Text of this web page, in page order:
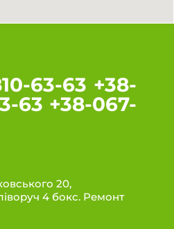
63-63 +38-
63 +38-067-
20,
ліворуч 4 бокс. Ремонт